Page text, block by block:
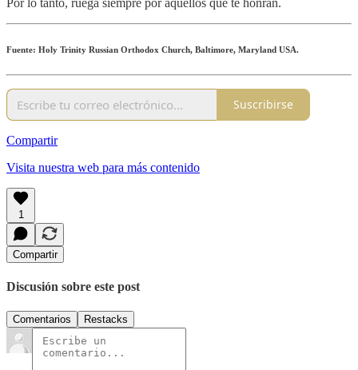
Por lo tanto, ruega siempre por aquellos que te honran.
Fuente: Holy Trinity Russian Orthodox Church, Baltimore, Maryland USA.
Suscribirse
Compartir
Visita nuestra web para más contenido
1
Compartir
Discusión sobre este post
Comentarios Restacks